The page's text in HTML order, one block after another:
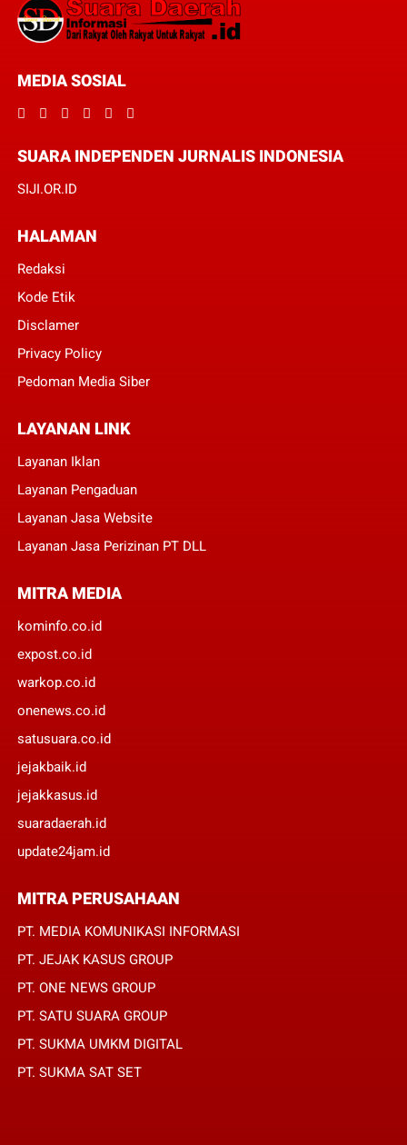
MEDIA SOSIAL
SUARA INDEPENDEN JURNALIS INDONESIA
SIJI.OR.ID
HALAMAN
Redaksi
Kode Etik
Disclamer
Privacy Policy
Pedoman Media Siber
LAYANAN LINK
Layanan Iklan
Layanan Pengaduan
Layanan Jasa Website
Layanan Jasa Perizinan PT DLL
MITRA MEDIA
kominfo.co.id
expost.co.id
warkop.co.id
onenews.co.id
satusuara.co.id
jejakbaik.id
jejakkasus.id
suaradaerah.id
update24jam.id
MITRA PERUSAHAAN
PT. MEDIA KOMUNIKASI INFORMASI
PT. JEJAK KASUS GROUP
PT. ONE NEWS GROUP
PT. SATU SUARA GROUP
PT. SUKMA UMKM DIGITAL
PT. SUKMA SAT SET